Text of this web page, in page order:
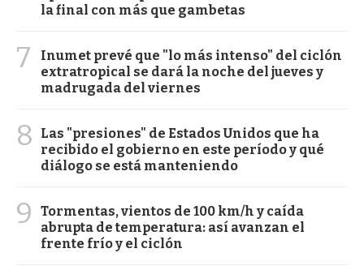
la final con más que gambetas
7
Inumet prevé que "lo más intenso" del ciclón
extratropical se dará la noche del jueves y
madrugada del viernes
8
Las "presiones" de Estados Unidos que ha
recibido el gobierno en este período y qué
diálogo se está manteniendo
9
Tormentas, vientos de 100 km/h y caída
abrupta de temperatura: así avanzan el
frente frío y el ciclón